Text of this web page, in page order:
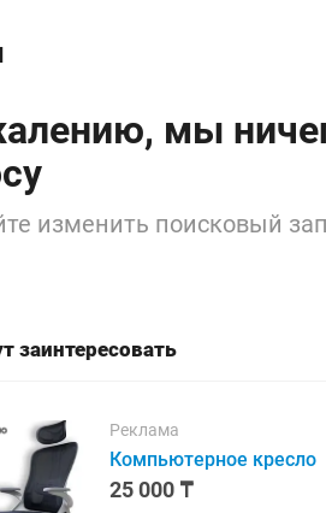
мы
изменить поисковый
заинтересовать
Реклама
Компьютерное кресло
25 000 ₸